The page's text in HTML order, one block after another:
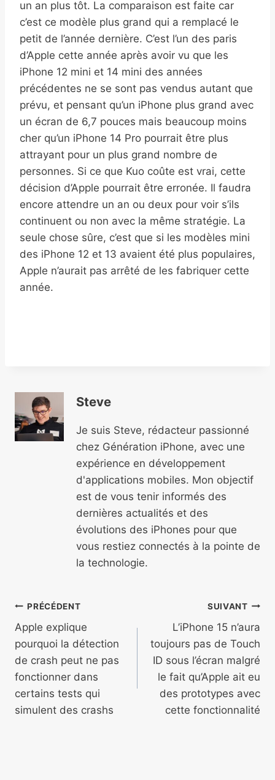
un an plus tôt. La comparaison est faite car
c’est ce modèle plus grand qui a remplacé le
petit de l’année dernière. C’est l’un des paris
d’Apple cette année après avoir vu que les
iPhone 12 mini et 14 mini des années
précédentes ne se sont pas vendus autant que
prévu, et pensant qu’un iPhone plus grand avec
un écran de 6,7 pouces mais beaucoup moins
cher qu’un iPhone 14 Pro pourrait être plus
attrayant pour un plus grand nombre de
personnes. Si ce que Kuo coûte est vrai, cette
décision d’Apple pourrait être erronée. Il faudra
encore attendre un an ou deux pour voir s’ils
continuent ou non avec la même stratégie. La
seule chose sûre, c’est que si les modèles mini
des iPhone 12 et 13 avaient été plus populaires,
Apple n’aurait pas arrêté de les fabriquer cette
année.
Steve
Je suis Steve, rédacteur passionné
chez Génération iPhone, avec une
expérience en développement
d'applications mobiles. Mon objectif
est de vous tenir informés des
dernières actualités et des
évolutions des iPhones pour que
vous restiez connectés à la pointe de
la technologie.
Navigation
de
l’article
PRÉCÉDENT
Apple explique
pourquoi la détection
de crash peut ne pas
fonctionner dans
certains tests qui
simulent des crashs
SUIVANT
L’iPhone 15 n’aura
toujours pas de Touch
ID sous l’écran malgré
le fait qu’Apple ait eu
des prototypes avec
cette fonctionnalité